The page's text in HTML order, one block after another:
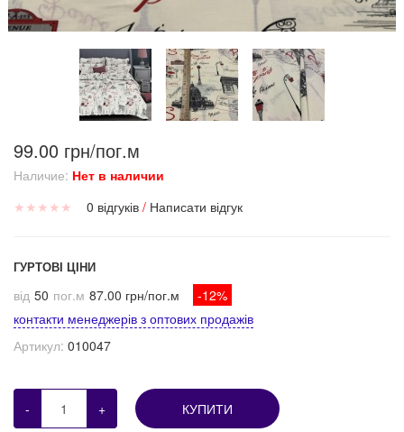
99.00 грн/пог.м
Наличие: Нет в наличии
★ ★ ★ ★ ★ 0 відгуків / Написати відгук
ГУРТОВІ ЦІНИ
від 50 пог.м 87.00 грн/пог.м
-12%
контакти менеджерів з оптових продажів
Артикул: 010047
- + КУПИТИ